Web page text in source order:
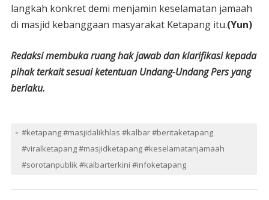
langkah konkret demi menjamin keselamatan jamaah
di masjid kebanggaan masyarakat Ketapang itu.(Yun)
Redaksi membuka ruang hak jawab dan klarifikasi kepada
pihak terkait sesuai ketentuan Undang-Undang Pers yang
berlaku.
#ketapang #masjidalikhlas #kalbar #beritaketapang
#viralketapang #masjidketapang #keselamatanjamaah
#sorotanpublik #kalbarterkini #infoketapang